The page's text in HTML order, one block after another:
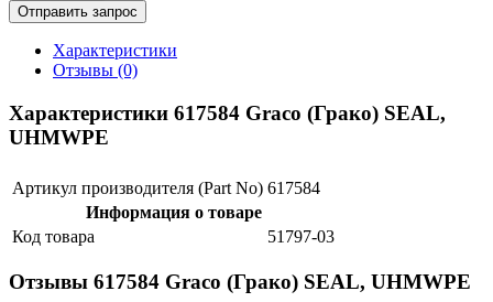
Отправить запрос
Характеристики
Отзывы (0)
Характеристики 617584 Graco (Грако) SEAL,
UHMWPE
Артикул производителя (Part No) 617584
Информация о товаре
Код товара
51797-03
Отзывы 617584 Graco (Грако) SEAL, UHMWPE